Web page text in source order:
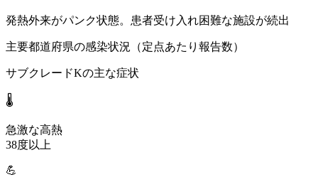
発熱外来がパンク状態。患者受け入れ困難な施設が続出
主要都道府県の感染状況（定点あたり報告数）
サブクレードKの主な症状
🌡️
急激な高熱
38度以上
💪